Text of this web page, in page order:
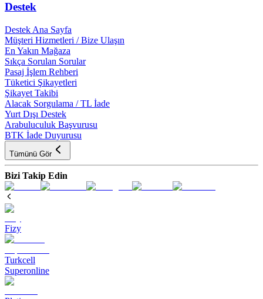
Destek
Destek Ana Sayfa
Müşteri Hizmetleri / Bize Ulaşın
En Yakın Mağaza
Sıkça Sorulan Sorular
Pasaj İşlem Rehberi
Tüketici Şikayetleri
Şikayet Takibi
Alacak Sorgulama / TL İade
Yurt Dışı Destek
Arabuluculuk Başvurusu
BTK İade Duyurusu
Tümünü Gör
Bizi Takip Edin
Fizy
Turkcell
Superonline